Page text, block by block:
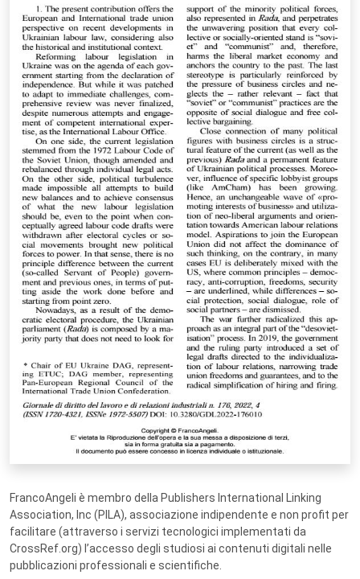
FrancoAngeli è membro della Publishers International Linking
Association, Inc (PILA), associazione indipendente e non profit per
facilitare (attraverso i servizi tecnologici implementati da
CrossRef.org) l’accesso degli studiosi ai contenuti digitali nelle
pubblicazioni professionali e scientifiche.